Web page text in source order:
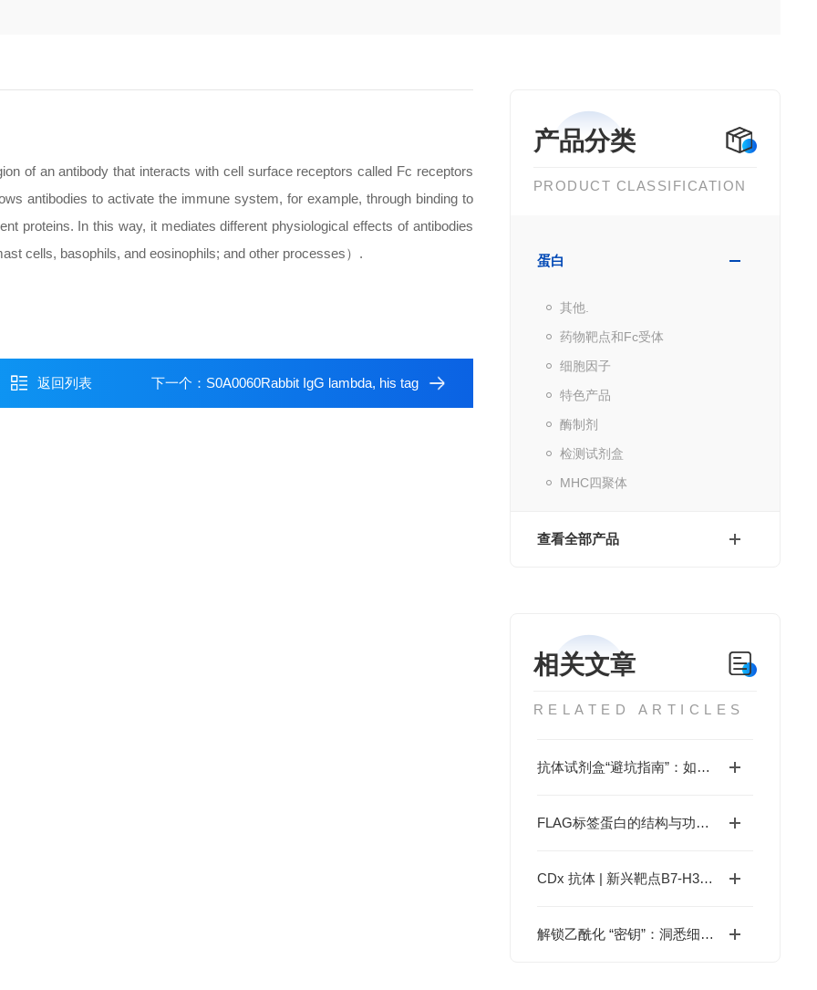
产品分类
PRODUCT CLASSIFICATION
蛋白
其他.
药物靶点和Fc受体
细胞因子
特色产品
酶制剂
检测试剂盒
MHC四聚体
查看全部产品
相关文章
RELATED ARTICLES
抗体试剂盒“避坑指南”：如何通过验证数据、交叉反应率、批次稳定性选对产品？
FLAG标签蛋白的结构与功能解析
CDx 抗体 | 新兴靶点B7-H3/H4，助力ADC药物研发
解锁乙酰化 “密钥”：洞悉细胞调控机制与前沿检测策略
of an antibody that interacts with cell surface receptors called Fc receptors
antibodies to activate the immune system, for example, through binding to
proteins. In this way, it mediates different physiological effects of antibodies
cells, basophils, and eosinophils; and other processes）.
返回列表 下一个： S0A0060Rabbit IgG lambda, his tag